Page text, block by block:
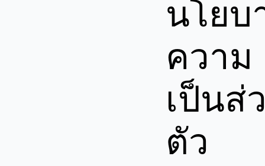
นโยบ
ความ
เป็นส่
ตัว